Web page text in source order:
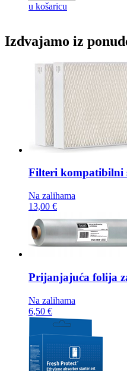
u košaricu
Izdvajamo iz
Filteri kompatibilni
Na zalihama
13,00 €
Prijanjajuća folija
Na zalihama
6,50 €